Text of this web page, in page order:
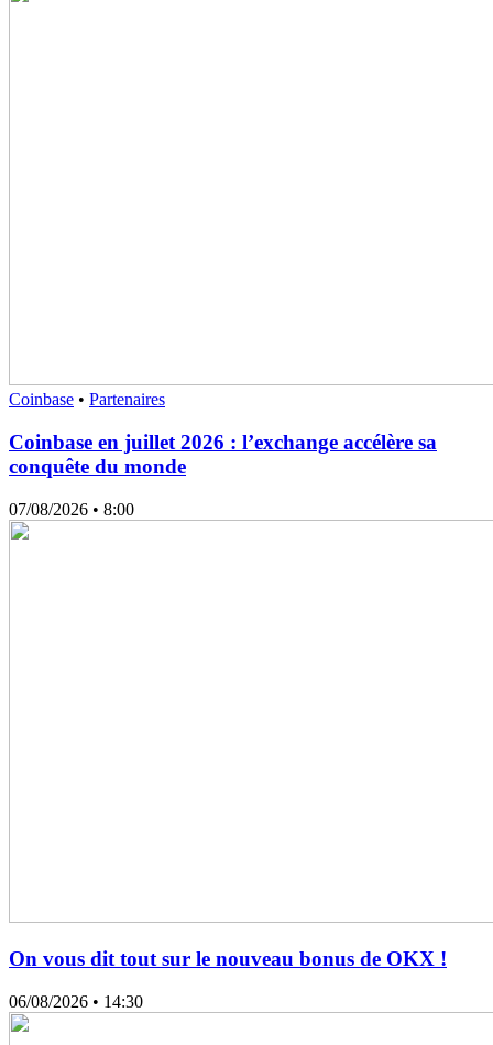
Coinbase • Partenaires
Coinbase en juillet 2026 : l’exchange accélère sa
conquête du monde
07/08/2026 • 8:00
On vous dit tout sur le nouveau bonus de OKX !
06/08/2026 • 14:30